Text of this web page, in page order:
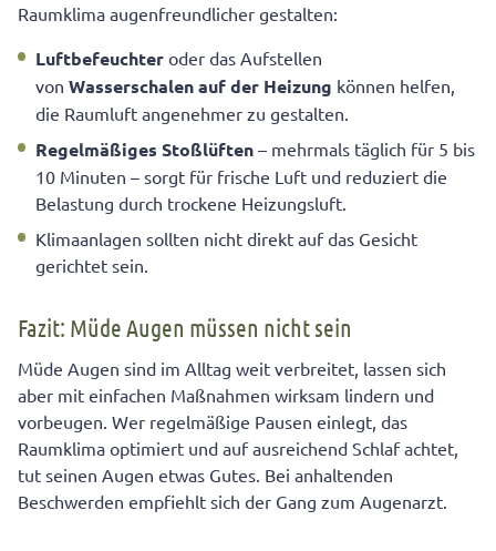
Raumklima augenfreundlicher gestalten:
Luftbefeuchter oder das Aufstellen
von Wasserschalen auf der Heizung können helfen,
die Raumluft angenehmer zu gestalten.
Regelmäßiges Stoßlüften – mehrmals täglich für 5 bis
10 Minuten – sorgt für frische Luft und reduziert die
Belastung durch trockene Heizungsluft.
Klimaanlagen sollten nicht direkt auf das Gesicht
gerichtet sein.
Fazit: Müde Augen müssen nicht sein
Müde Augen sind im Alltag weit verbreitet, lassen sich
aber mit einfachen Maßnahmen wirksam lindern und
vorbeugen. Wer regelmäßige Pausen einlegt, das
Raumklima optimiert und auf ausreichend Schlaf achtet,
tut seinen Augen etwas Gutes. Bei anhaltenden
Beschwerden empfiehlt sich der Gang zum Augenarzt.